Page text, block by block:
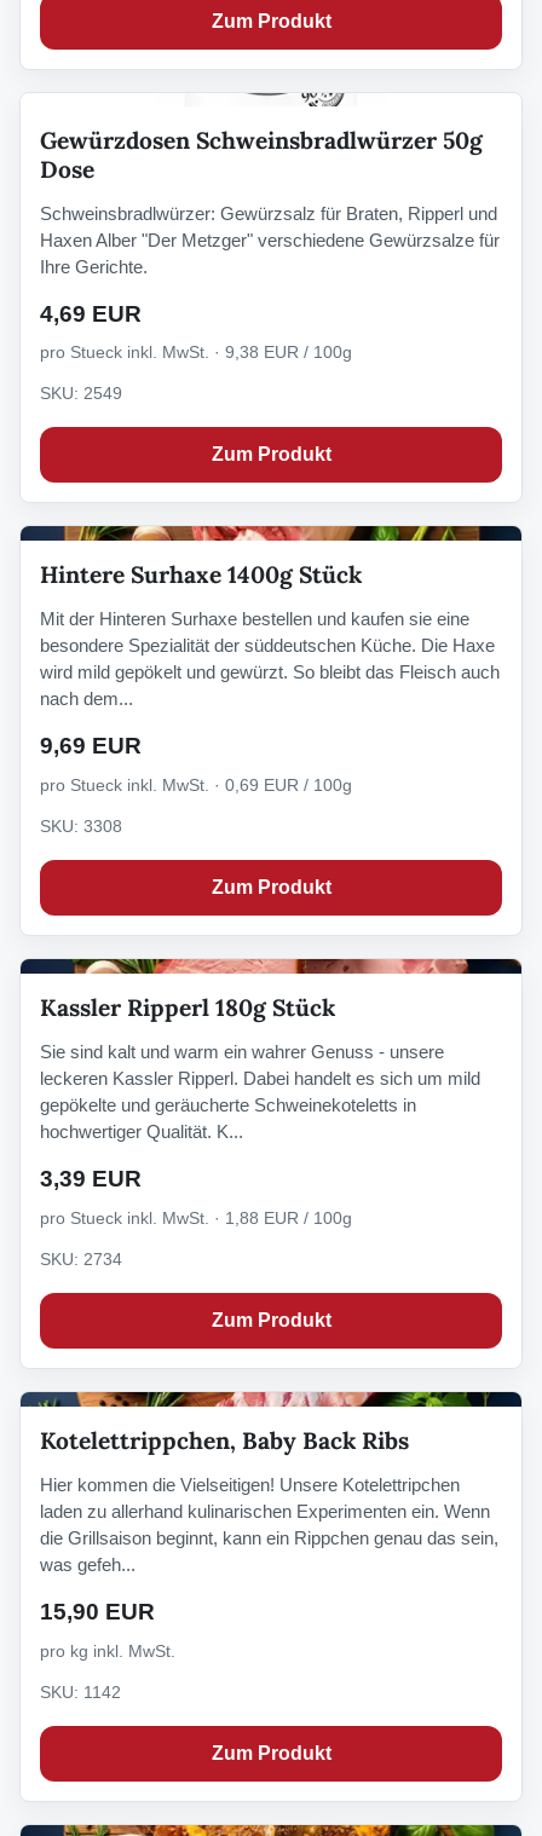
Zum Produkt
Gewürzdosen Schweinsbradlwürzer 50g
Dose
Schweinsbradlwürzer: Gewürzsalz für Braten, Ripperl und
Haxen Alber "Der Metzger" verschiedene Gewürzsalze für
Ihre Gerichte.
4,69 EUR
pro Stueck inkl. MwSt. · 9,38 EUR / 100g
SKU: 2549
Zum Produkt
Hintere Surhaxe 1400g Stück
Mit der Hinteren Surhaxe bestellen und kaufen sie eine
besondere Spezialität der süddeutschen Küche. Die Haxe
wird mild gepökelt und gewürzt. So bleibt das Fleisch auch
nach dem...
9,69 EUR
pro Stueck inkl. MwSt. · 0,69 EUR / 100g
SKU: 3308
Zum Produkt
Kassler Ripperl 180g Stück
Sie sind kalt und warm ein wahrer Genuss - unsere
leckeren Kassler Ripperl. Dabei handelt es sich um mild
gepökelte und geräucherte Schweinekoteletts in
hochwertiger Qualität. K...
3,39 EUR
pro Stueck inkl. MwSt. · 1,88 EUR / 100g
SKU: 2734
Zum Produkt
Kotelettrippchen, Baby Back Ribs
Hier kommen die Vielseitigen! Unsere Kotelettripchen
laden zu allerhand kulinarischen Experimenten ein. Wenn
die Grillsaison beginnt, kann ein Rippchen genau das sein,
was gefeh...
15,90 EUR
pro kg inkl. MwSt.
SKU: 1142
Zum Produkt